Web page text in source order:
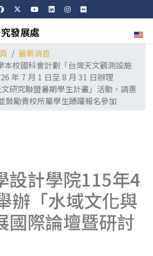
選擇
最新消息
本校國科會計劃「台灣天文觀測設施
年 7 月 1 日至 8 月 31 日辦理
文研究聯盟暑期學生計畫」活動，請惠
鼓勵貴校所屬學生踴躍報名參加
設計學院115年4
辦「水域文化與
國際論壇暨研討